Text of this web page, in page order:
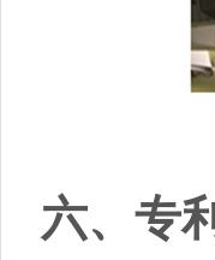
六、专